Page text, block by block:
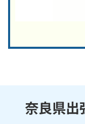
奈良県出